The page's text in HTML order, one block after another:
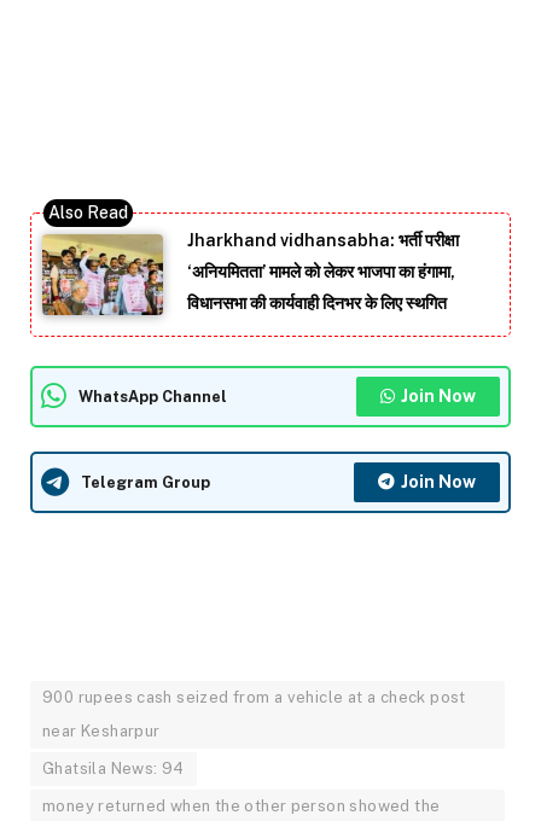
Jharkhand vidhansabha: भर्ती परीक्षा
‘अनियमितता’ मामले को लेकर भाजपा का हंगामा,
विधानसभा की कार्यवाही दिनभर के लिए स्थगित
WhatsApp Channel Join Now
Telegram Group Join Now
900 rupees cash seized from a vehicle at a check post
near Kesharpur
Ghatsila News: 94
money returned when the other person showed the